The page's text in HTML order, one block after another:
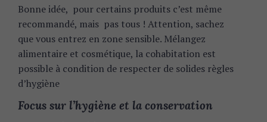
Bonne idée, pour certains produits c’est même
recommandé, mais pas tous ! Attention, sachez
que vous entrez en zone sensible. Mélangez
alimentaire et cosmétique, la cohabitation est
possible à condition de respecter de solides règles
d’hygiène
Focus sur l’hygiène et la conservation